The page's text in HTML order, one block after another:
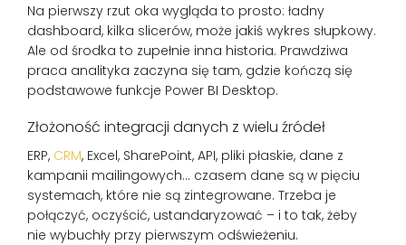
Na pierwszy rzut oka wygląda to prosto: ładny
dashboard, kilka slicerów, może jakiś wykres słupkowy.
Ale od środka to zupełnie inna historia. Prawdziwa
praca analityka zaczyna się tam, gdzie kończą się
podstawowe funkcje Power BI Desktop.
Złożoność integracji danych z wielu źródeł
ERP, CRM, Excel, SharePoint, API, pliki płaskie, dane z
kampanii mailingowych… czasem dane są w pięciu
systemach, które nie są zintegrowane. Trzeba je
połączyć, oczyścić, ustandaryzować – i to tak, żeby
nie wybuchły przy pierwszym odświeżeniu.